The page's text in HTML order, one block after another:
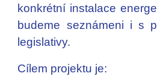
konkrétní instalace
budeme seznámeni i s
legislativy.
Cílem projektu je: